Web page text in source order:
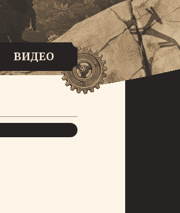
ВИДЕО